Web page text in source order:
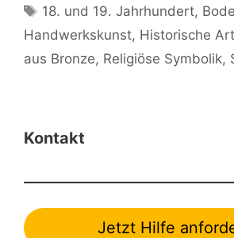
Schlagwörter
18. und 19. Jahrhundert,
Handwerkskunst, Historische
aus Bronze, Religiöse Symbolik,
Kontakt
Jetzt Hilfe